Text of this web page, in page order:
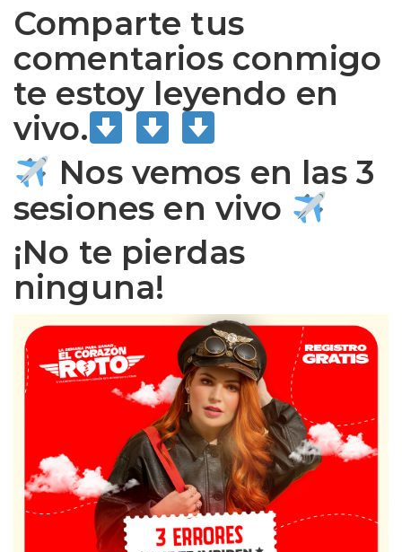
Comparte tus
comentarios conmigo
te estoy leyendo en
vivo.
Nos vemos en las 3
sesiones en vivo
¡No te pierdas
ninguna!